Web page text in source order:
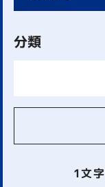
分類
1文字